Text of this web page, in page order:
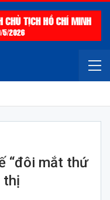
“đôi mắt thứ
thị